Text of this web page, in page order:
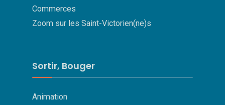
Commerces
Zoom sur les Saint-Victorien(ne)s
Sortir, Bouger
Animation